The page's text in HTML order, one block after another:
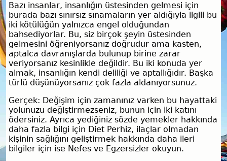
Bazı insanlar, insanlığın üstesinden gelmesi için
burada bazı sınırsız sınamaların yer aldığıyla ilgili bu
iki kötülüğün yalnızca engel olduğundan
bahsediyorlar. Bu, siz birçok şeyin üstesinden
gelmesini öğreniyorsanız doğrudur ama kasten,
aptalca davranışlarda bulunup birine zarar
veriyorsanız kesinlikle değildir. Bu iki konuda yer
almak, insanlığın kendi deliliği ve aptallığıdır. Başka
türlü düşünüyorsanız çok fazla aldanıyorsunuz.
Gerçek: Değişim için zamanınız varken bu hayattaki
yolunuzu değiştirmezseniz, bunun için iki katını
ödersiniz. Ayrıca yediğiniz sözde yemekler hakkında
daha fazla bilgi için Diet Perhiz, ilaçlar olmadan
kişinin sağlığını geliştirmek hakkında daha ileri
bilgiler için ise Nefes ve Egzersizler okuyun.